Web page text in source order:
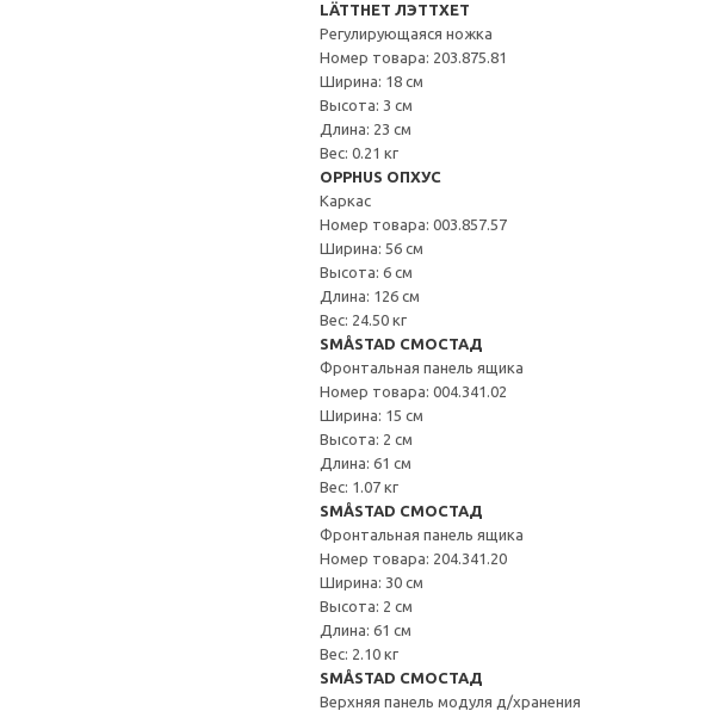
LÄTTHET ЛЭТТХЕТ
Регулирующаяся ножка
Номер товара: 203.875.81
Ширина: 18 см
Высота: 3 см
Длина: 23 см
Вес: 0.21 кг
OPPHUS ОПХУС
Каркас
Номер товара: 003.857.57
Ширина: 56 см
Высота: 6 см
Длина: 126 см
Вес: 24.50 кг
SMÅSTAD СМОСТАД
Фронтальная панель ящика
Номер товара: 004.341.02
Ширина: 15 см
Высота: 2 см
Длина: 61 см
Вес: 1.07 кг
SMÅSTAD СМОСТАД
Фронтальная панель ящика
Номер товара: 204.341.20
Ширина: 30 см
Высота: 2 см
Длина: 61 см
Вес: 2.10 кг
SMÅSTAD СМОСТАД
Верхняя панель модуля д/хранения